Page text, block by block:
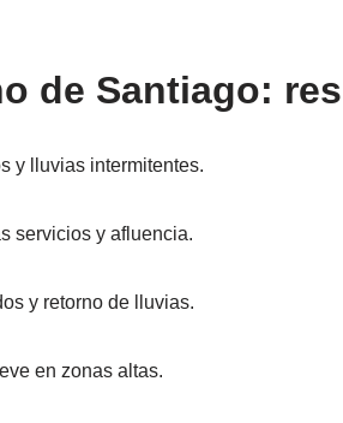
de Santiago:
y lluvias intermitentes.
servicios y afluencia.
y retorno de lluvias.
en zonas altas.